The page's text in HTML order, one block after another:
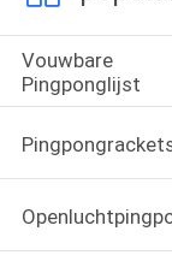
Vouwbare
Pingponglijst